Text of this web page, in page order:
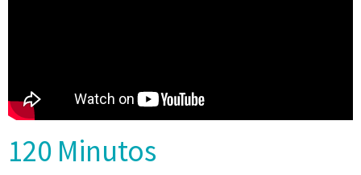
120 Minutos